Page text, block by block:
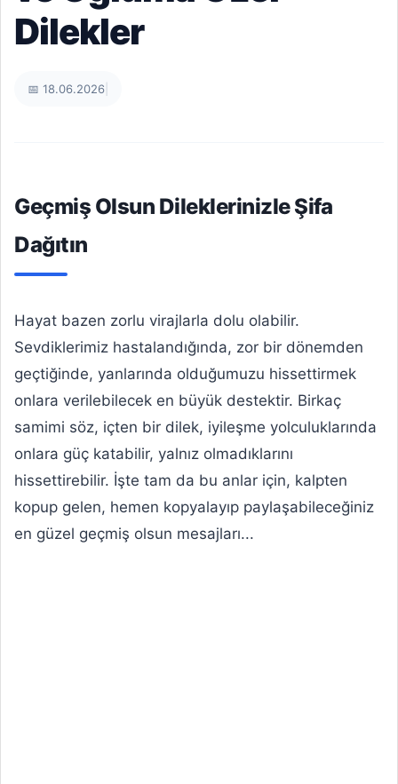
Dilekler
📅 18.06.2026
Geçmiş Olsun Dileklerinizle Şifa
Dağıtın
Hayat bazen zorlu virajlarla dolu olabilir.
Sevdiklerimiz hastalandığında, zor bir dönemden
geçtiğinde, yanlarında olduğumuzu hissettirmek
onlara verilebilecek en büyük destektir. Birkaç
samimi söz, içten bir dilek, iyileşme yolculuklarında
onlara güç katabilir, yalnız olmadıklarını
hissettirebilir. İşte tam da bu anlar için, kalpten
kopup gelen, hemen kopyalayıp paylaşabileceğiniz
en güzel geçmiş olsun mesajları...